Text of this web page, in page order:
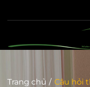
Trang chủ Câu hỏi